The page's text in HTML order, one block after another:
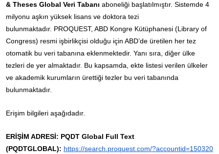
& Theses Global Veri Tabanı aboneliği başlatılmıştır. Sistemde 4
milyonu aşkın yüksek lisans ve doktora tezi
bulunmaktadır. PROQUEST, ABD Kongre Kütüphanesi (Library of
Congress) resmi işbirlikçisi olduğu için ABD’de üretilen her tez
otomatik bu veri tabanına eklenmektedir. Yanı sıra, diğer ülke
tezleri de yer almaktadır. Bu kapsamda, ekte listesi verilen ülkeler
ve akademik kurumların ürettiği tezler bu veri tabanında
bulunmaktadır.
Erişim bilgileri aşağıdadır.
ERİŞİM ADRESİ: PQDT Global Full Text
(PQDTGLOBAL): https://search.proquest.com/?accountid=150320